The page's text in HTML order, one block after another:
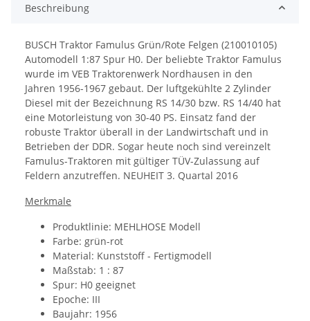
Beschreibung
BUSCH Traktor Famulus Grün/Rote Felgen (210010105)
Automodell 1:87 Spur H0. Der beliebte Traktor Famulus
wurde im VEB Traktorenwerk Nordhausen in den
Jahren 1956-1967 gebaut. Der luftgekühlte 2 Zylinder
Diesel mit der Bezeichnung RS 14/30 bzw. RS 14/40 hat
eine Motorleistung von 30-40 PS. Einsatz fand der
robuste Traktor überall in der Landwirtschaft und in
Betrieben der DDR. Sogar heute noch sind vereinzelt
Famulus-Traktoren mit gültiger TÜV-Zulassung auf
Feldern anzutreffen. NEUHEIT 3. Quartal 2016
Merkmale
Produktlinie: MEHLHOSE Modell
Farbe: grün-rot
Material: Kunststoff - Fertigmodell
Maßstab: 1 : 87
Spur: H0 geeignet
Epoche: III
Baujahr: 1956